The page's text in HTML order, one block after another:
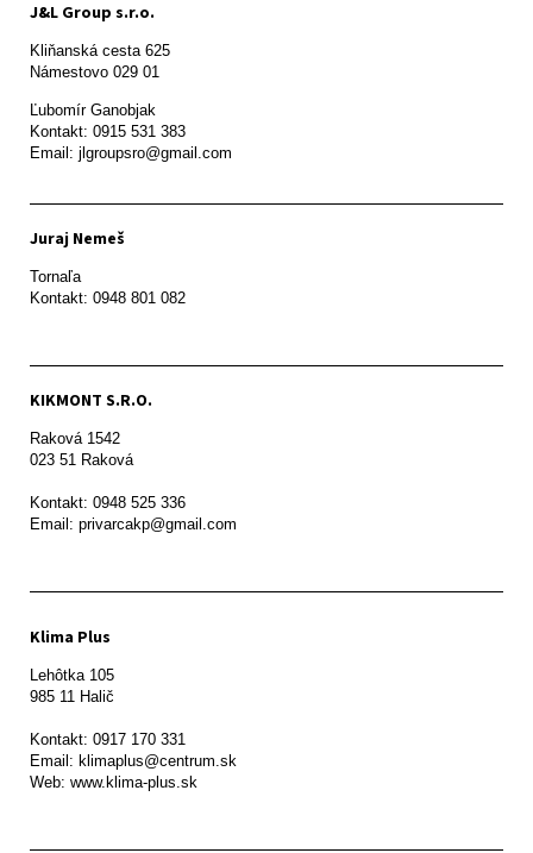
J&L Group s.r.o.
Kliňanská cesta 625
Námestovo 029 01
Ľubomír Ganobjak
Kontakt: 0915 531 383
Email: jlgroupsro@gmail.com
Juraj Nemeš
Tornaľa
Kontakt: 0948 801 082
KIKMONT S.R.O.
Raková 1542
023 51 Raková
Kontakt: 0948 525 336
Email: privarcakp@gmail.com
Klima Plus
Lehôtka 105
985 11 Halič
Kontakt: 0917 170 331
Email: klimaplus@centrum.sk